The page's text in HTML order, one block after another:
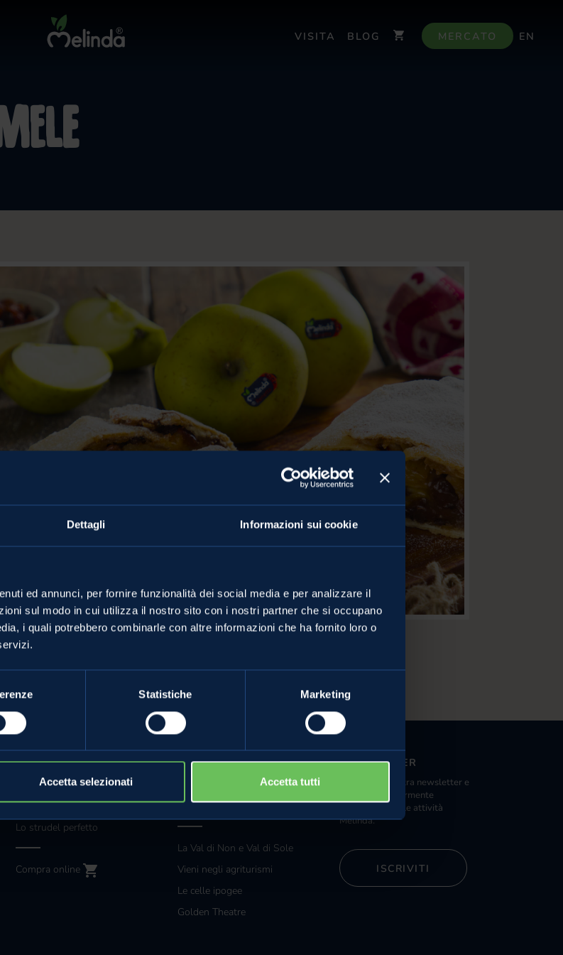
Dettagli Informazioni sui cookie
ed annunci, per fornire funzionalità dei social media e per analizzare il
sul modo in cui utilizza il nostro sito con i nostri partner che si occupano
i quali potrebbero combinarle con altre informazioni che ha fornito loro o
Statistiche Marketing
Accetta selezionati Accetta tutti
VISITA BLOG MERCATO EN
Lo Strudel di Mele tradizionale
MELE VAL DI NON
Le mele e gli altri prodotti
La torta di mele perfetta
Lo strudel perfetto
Compra online
ANCHE TU
Grossisti e grande distribuzione
Diventa specialista Melinda
La Val di Non e Val di Sole
Vieni negli agriturismi
Le celle ipogee
Golden Theatre
NEWSLETTER
Iscriviti alla nostra newsletter e
riceverai regolarmente
informazioni sulle attività
Melinda.
ISCRIVITI